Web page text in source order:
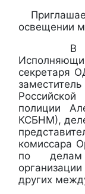
освещении
В
секретаря
полиции
КСБНМ),
комиссара
по делам
других